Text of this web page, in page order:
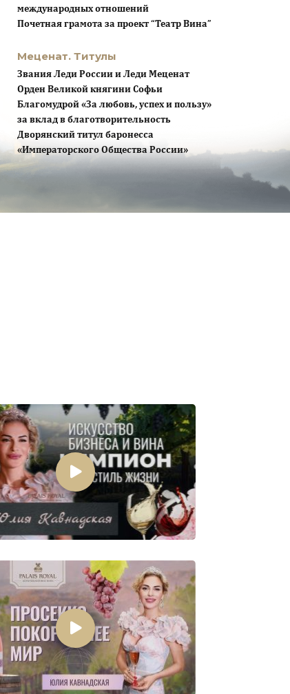
международных отношений
Почетная грамота за проект “Театр Вина”
Меценат. Титулы
Звания Леди России и Леди Меценат
Орден Великой княгини Софьи
Благомудрой «За любовь, успех и пользу»
за вклад в благотворительность
Дворянский титул баронесса
«Императорского Общества России»